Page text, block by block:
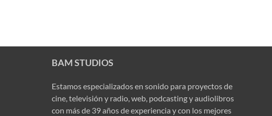
BAM STUDIOS
Estamos especializados en sonido para proyectos de
cine, televisión y radio, web, podcasting y audiolibros
con más de 39 años de experiencia y con los mejores